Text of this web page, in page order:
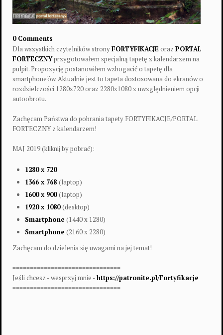
0 Comments
Dla wszystkich czytelników stronyFORTYFIKACJEoraz PORTAL
FORTECZNYprzygotowałem specjalną tapetę z kalendarzem na
pulpit. Propozycję postanowiłem wzbogacić o tapetę dla
smartphone'ów. Aktualnie jest to tapeta dostosowana do ekranów o
rozdzielczości 1280x720 oraz 2280x1080 z uwzględnieniem opcji
autoobrotu.
Zachęcam Państwa do pobrania tapety FORTYFIKACJE/PORTAL
FORTECZNY z kalendarzem!
MAJ 2019 (kliknij by pobrać):
1280 x 720
1366 x 768 (laptop)
1600 x 900(laptop)
1920 x 1080(desktop)
Smartphone (1440 x 1280)
Smartphone (2160 x 2280)
Zachęcam do dzielenia się uwagami na jej temat!
===============================
Jeśli chcesz - wesprzyj mnie -https://patronite.pl/Fortyfikacje
===============================